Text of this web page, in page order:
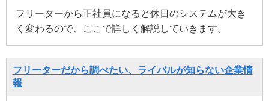
フリーターから正社員になると休日のシステムが大き
く変わるので、ここで詳しく解説していきます。
フリーターだから調べたい、ライバルが知らない企業情
報